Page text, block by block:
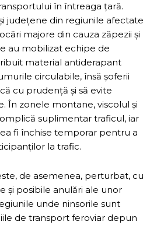
în întreaga țară.
județene din regiunile afectate
majore din cauza zăpezii și
au mobilizat echipe de
material antiderapant
circulabile, însă șoferii
cu prudență și să evite
În zonele montane, viscolul și
suplimentar traficul, iar
fi închise temporar pentru a
la trafic.
de asemenea, perturbat, cu
și posibile anulări ale unor
unde ninsorile sunt
de transport feroviar depun